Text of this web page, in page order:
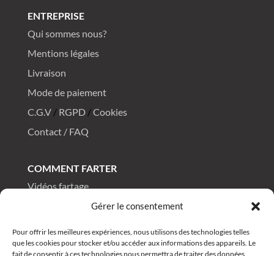
Gérer le consentement
Pour offrir les meilleures expériences, nous utilisons des technologies telles
que les cookies pour stocker et/ou accéder aux informations des appareils. Le
fait de consentir à ces technologies nous permettra de traiter des données
ENTREPRISE
Qui sommes nous?
Mentions légales
Livraison
Mode de paiement
C.G.V/ RGPD/Cookies
Contact / FAQ
COMMENT FARTER
Vidéos fartage